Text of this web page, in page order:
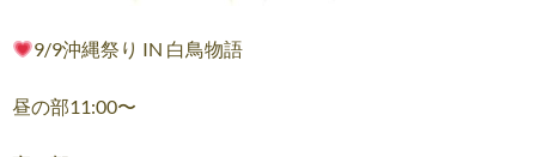
9/9沖縄祭り IN 白鳥物語
昼の部11:00〜